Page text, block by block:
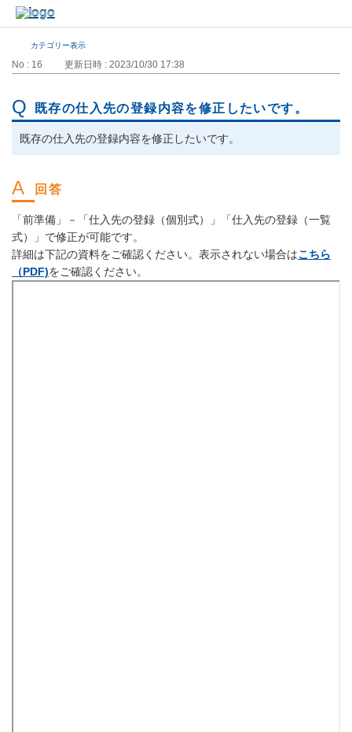
カテゴリー表示
No : 16 更新日時 : 2023/10/30 17:38
既存の仕入先の登録内容を修正したいです。
既存の仕入先の登録内容を修正したいです。
「前準備」－「仕入先の登録（個別式）」「仕入先の登録（一覧
式）」で修正が可能です。
詳細は下記の資料をご確認ください。表示されない場合はこちら
（PDF)をご確認ください。